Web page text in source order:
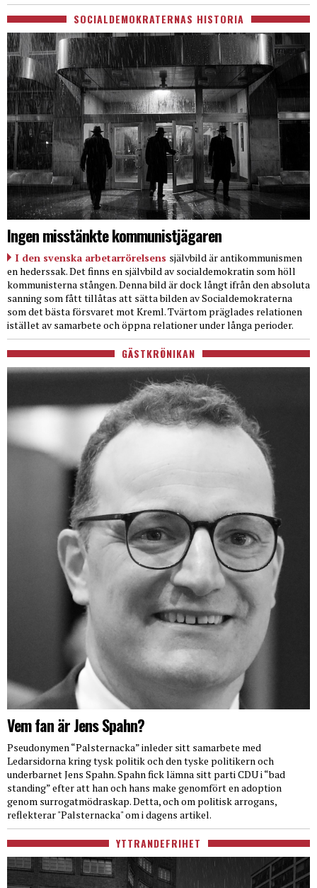
SOCIALDEMOKRATERNAS HISTORIA
Ingen misstänkte kommunistjägaren
I den svenska arbetarrörelsens självbild är antikommunismen
en hederssak. Det finns en självbild av socialdemokratin som höll
kommunisterna stången. Denna bild är dock långt ifrån den absoluta
sanning som fått tillåtas att sätta bilden av Socialdemokraterna
som det bästa försvaret mot Kreml. Tvärtom präglades relationen
istället av samarbete och öppna relationer under långa perioder.
GÄSTKRÖNIKAN
Vem fan är Jens Spahn?
Pseudonymen “Palsternacka” inleder sitt samarbete med
Ledarsidorna kring tysk politik och den tyske politikern och
underbarnet Jens Spahn. Spahn fick lämna sitt parti CDU i “bad
standing” efter att han och hans make genomfört en adoption
genom surrogatmödraskap. Detta, och om politisk arrogans,
reflekterar "Palsternacka" om i dagens artikel.
YTTRANDEFRIHET